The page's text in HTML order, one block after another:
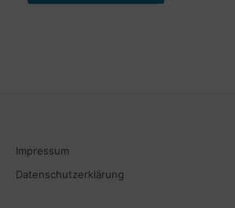
Impressum
Datenschutzerklärung